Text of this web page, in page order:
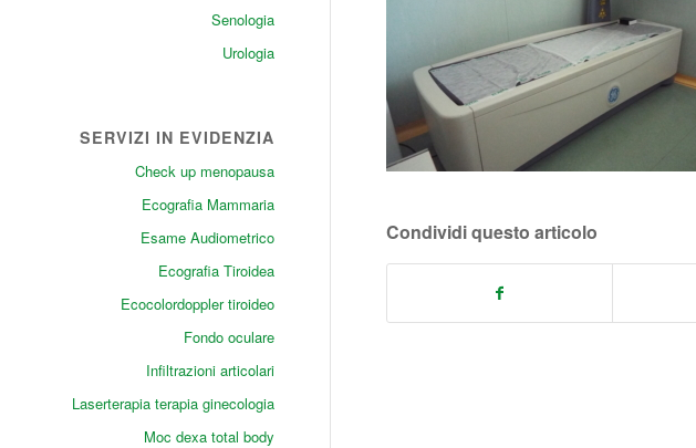
Condividi questo articolo
Senologia
Urologia
SERVIZI IN EVIDENZIA
Check up menopausa
Ecografia Mammaria
Esame Audiometrico
Ecografia Tiroidea
Ecocolordoppler tiroideo
Fondo oculare
Infiltrazioni articolari
Laserterapia terapia ginecologia
Moc dexa total body